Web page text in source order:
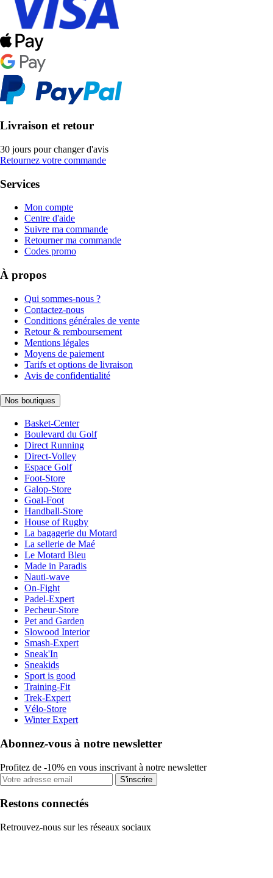
Livraison et retour
30 jours pour changer d'avis
Retournez votre commande
Services
Mon compte
Centre d'aide
Suivre ma commande
Retourner ma commande
Codes promo
À propos
Qui sommes-nous ?
Contactez-nous
Conditions générales de vente
Retour & remboursement
Mentions légales
Moyens de paiement
Tarifs et options de livraison
Avis de confidentialité
Nos boutiques
Basket-Center
Boulevard du Golf
Direct Running
Direct-Volley
Espace Golf
Foot-Store
Galop-Store
Goal-Foot
Handball-Store
House of Rugby
La bagagerie du Motard
La sellerie de Maé
Le Motard Bleu
Made in Paradis
Nauti-wave
On-Fight
Padel-Expert
Pecheur-Store
Pet and Garden
Slowood Interior
Smash-Expert
Sneak'In
Sneakids
Sport is good
Training-Fit
Trek-Expert
Vélo-Store
Winter Expert
Abonnez-vous à notre newsletter
Profitez de -10% en vous inscrivant à notre newsletter
S'inscrire
Restons connectés
Retrouvez-nous sur les réseaux sociaux